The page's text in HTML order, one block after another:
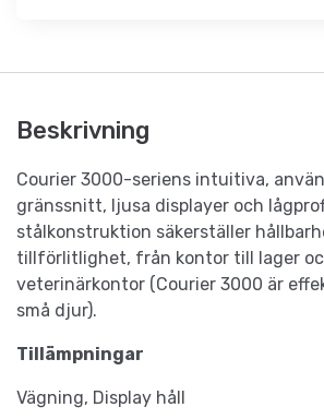
Beskrivning
Courier 3000-seriens intuitiva,
gränssnitt, ljusa displayer och
stålkonstruktion säkerställer
tillförlitlighet, från kontor till lager
veterinärkontor (Courier 3000 är
små djur).
Tillämpningar
Vägning, Display håll